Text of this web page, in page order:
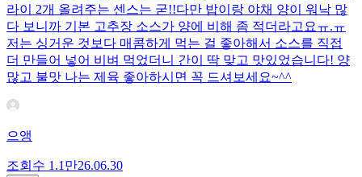
라이 2개 올려주는 센스는 굳!! ​다만 밥이랑 야채 양이 워낙 많
다 보니까 기본 고추장 소스가 양에 비해 좀 적더라고요ㅠ.ㅠ
저는 싱거운 것보다 매콤하게 먹는 걸 좋아해서 소스를 직접
더 만들어 넣어 비벼 먹었더니 간이 딱 맞고 맛있었습니다! 양
많고 불맛 나는 제육 좋아하시면 꼭 드셔보세요~^^
으앵
조회수 1.1만26.06.30